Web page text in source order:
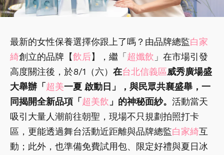
最新的女性保養選擇你跟上了嗎？由品牌總監白家
綺創立的品牌【飲后】，繼「超孅飲 」在市場引發
高度關注後，於8/1（六） 在台北信義區威秀廣場盛
大舉辦「超美一夏 啟動日」，與民眾共襄盛舉，一
同揭開全新品項「超美飲 」的神秘面紗。 活動當天
吸引大量人潮前往朝聖，現場不只規劃拍照打卡
區，更能透過舞台活動近距離與品牌總監白家綺互
動；此外，也準備免費試用包、限定好禮與夏日冰